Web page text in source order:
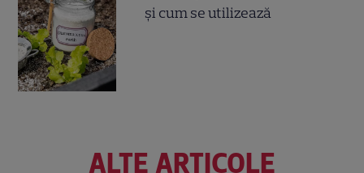
și cum se utilizează
ALTE ARTICOLE